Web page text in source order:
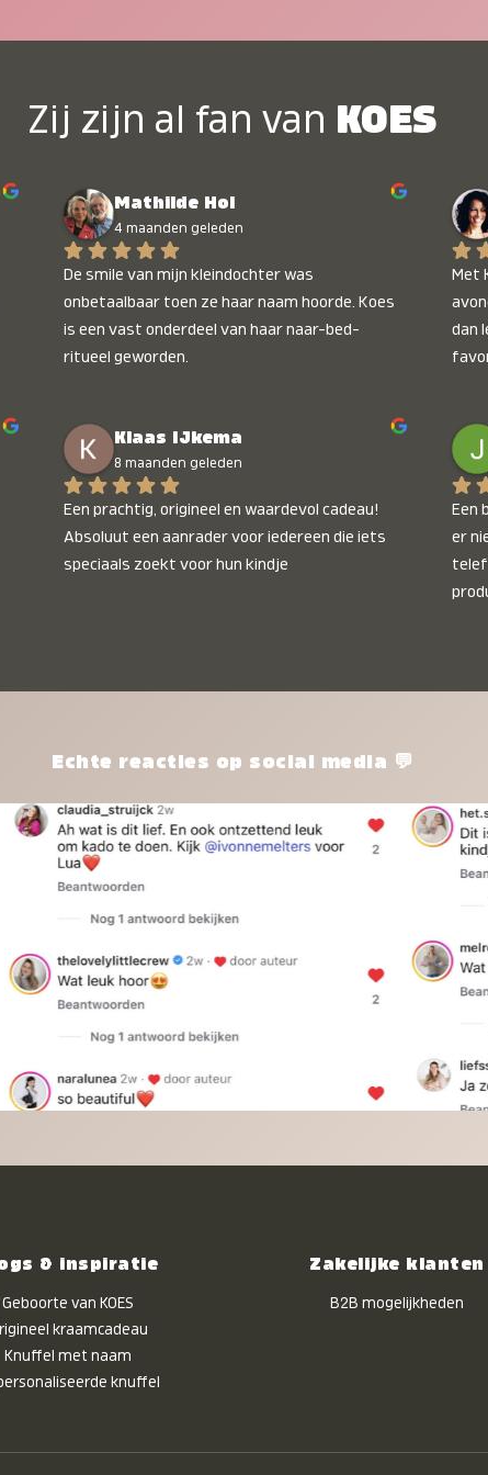
Zij zijn al fan van KOES
Mathilde Hol
4 maanden geleden
De smile van mijn kleindochter was
onbetaalbaar toen ze haar naam hoorde. Koes
is een vast onderdeel van haar naar-bed-
ritueel geworden.
Met
dan
Klaas IJkema
8 maanden geleden
Een prachtig, origineel en waardevol cadeau!
Absoluut een aanrader voor iedereen die iets
speciaals zoekt voor hun kindje
Een
er
Echte reacties op social media 💬
& inspiratie
Geboorte van KOES
kraamcadeau
Knuffel met naam
knuffel
Zakelijke klanten
B2B mogelijkheden